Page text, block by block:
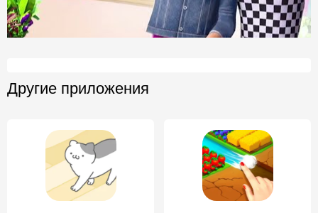
Другие приложения